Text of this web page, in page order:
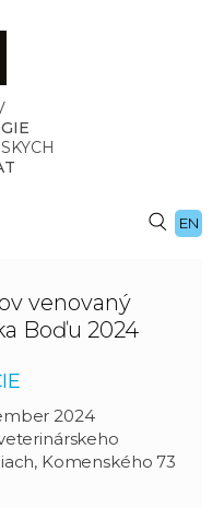
EN
venovaný
Boďu 2024
2024
Komenského 73